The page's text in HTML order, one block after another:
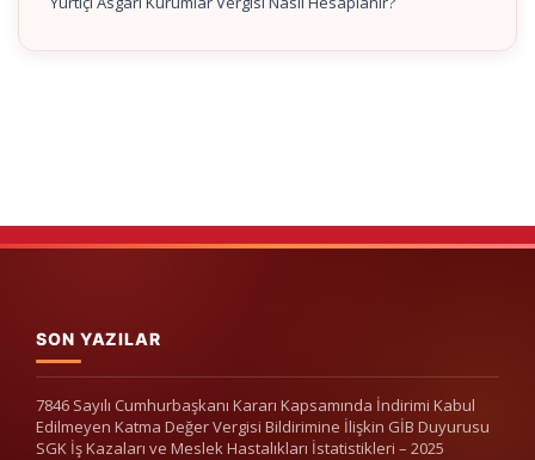
SON YAZILAR
7846 Sayılı Cumhurbaşkanı Kararı Kapsamında İndirimi Kabul
Edilmeyen Katma Değer Vergisi Bildirimine İlişkin GİB Duyurusu
SGK İş Kazaları ve Meslek Hastalıkları İstatistikleri – 2025